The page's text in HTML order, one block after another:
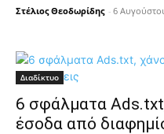
Στέλιος Θεοδωρίδης - 6
Διαδίκτυο
6 σφάλματα
έσοδα από